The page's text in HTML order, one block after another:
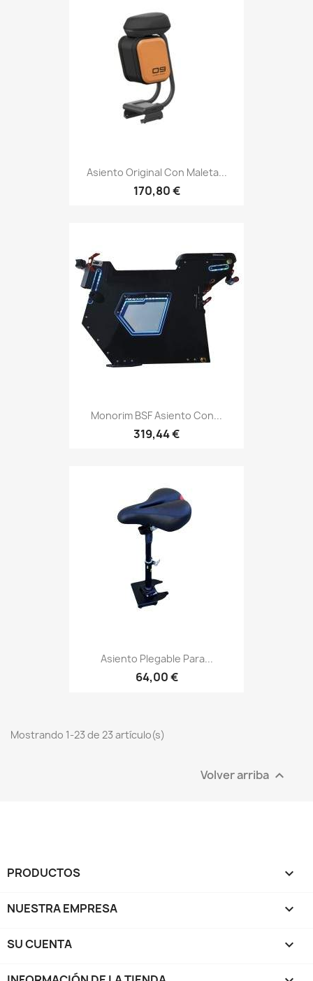
Asiento Original Con Maleta...
170,80 €
Monorim BSF Asiento Con...
319,44 €
Asiento Plegable Para...
64,00 €
Mostrando 1-23 de 23 artículo(s)
Volver arriba 
PRODUCTOS 
NUESTRA EMPRESA 
SU CUENTA 